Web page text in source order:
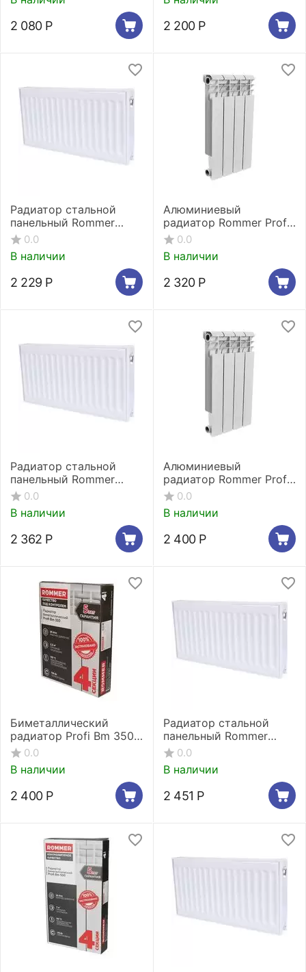
2 080 Р 2 200 Р
Радиатор стальной
панельный Rommer
Compact 11/500/400
боковое подключение
0.0
В наличии
2 229 Р
Алюминиевый
радиатор Rommer Profi
350 - 4 секции
0.0
В наличии
2 320 Р
Радиатор стальной
панельный Rommer
Compact 11/300/600
боковое подключение
0.0
В наличии
2 362 Р
Алюминиевый
радиатор Rommer Profi
500 - 4 секции
0.0
В наличии
2 400 Р
Биметаллический
радиатор Profi Bm 350
(4 секции)
0.0
В наличии
2 400 Р
Радиатор стальной
панельный Rommer
Compact 11/400/500
боковое подключение
0.0
В наличии
2 451 Р